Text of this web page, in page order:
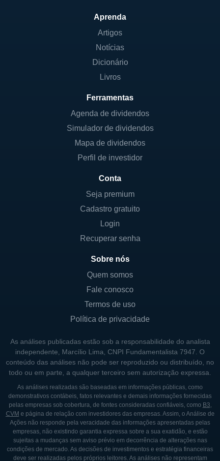
Aprenda
Artigos
Notícias
Dicionário
Livros
Ferramentas
Agenda de dividendos
Simulador de dividendos
Mapa de dividendos
Perfil de investidor
Conta
Seja premium
Cadastro gratuito
Login
Recuperar senha
Sobre nós
Quem somos
Fale conosco
Termos de uso
Política de privacidade
As análises publicadas estão sob a responsabilidade do analista
independente, Marcílio Lima, CNPI Fundamentalista 7947. O
conteúdo das análises não pode ser reproduzido ou distribuído, no
todo ou em parte, a qualquer terceiro sem autorização expressa.
As análises realizadas são baseadas em informações públicas, como
demonstrativos contábeis, fatos relevantes e demais informações fornecidas
pelas empresas sob cobertura, de fontes consideradas confiáveis, como B3,
CVM e página de relação com investidores das empresas. Assim, o Análise de
Ações não responde pela veracidade das informações apresentadas pelas
empresas, não existindo garantia expressa sobre a sua exatidão, e estão
sujeitas a mudanças sem aviso prévio em decorrência de alterações nas
condições de mercado. As decisões de investimentos e estratégia financeiras
deve ser realizadas pelos próprios leitores. As análises não representam